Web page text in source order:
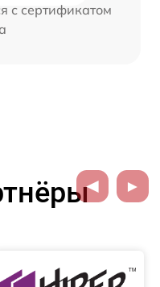
с сертификатом